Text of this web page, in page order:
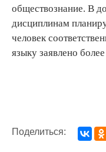
обществознание. В
дисциплинам
человек
языку заявлено
Поделиться: